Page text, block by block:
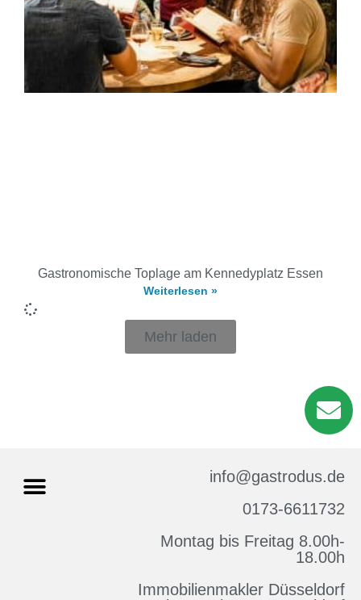
Gastronomische Toplage am Kennedyplatz Essen
Weiterlesen »
Mehr laden
info@gastrodus.de
0173-6611732
Montag bis Freitag 8.00h-
18.00h
Immobilienmakler Düsseldorf